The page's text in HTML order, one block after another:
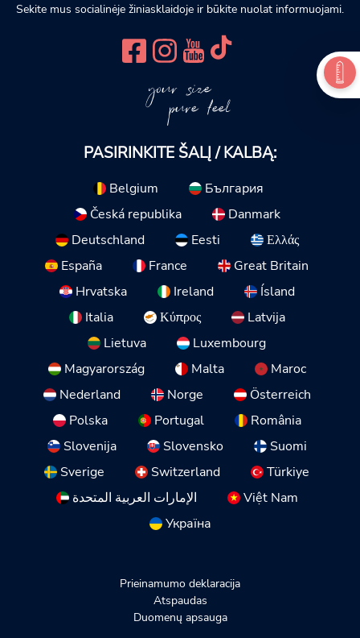
Sekite mus socialinėje žiniasklaidoje ir būkite nuolat informuojami.
your size
pure feel
PASIRINKITE ŠALĮ / KALBĄ:
Belgium
България
Česká republika
Danmark
Deutschland
Eesti
Ελλάς
España
France
Great Britain
Hrvatska
Ireland
Ísland
Italia
Κύπρος
Latvija
Lietuva
Luxembourg
Magyarország
Malta
Maroc
Nederland
Norge
Österreich
Polska
Portugal
România
Slovenija
Slovensko
Suomi
Sverige
Switzerland
Türkiye
الإمارات العربية المتحدة
Việt Nam
Україна
Prieinamumo deklaracija
Atspaudas
Duomenų apsauga